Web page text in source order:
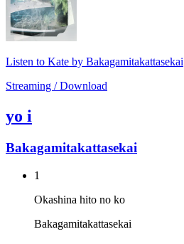
Listen to Kate by Bakagamitakattasekai
Streaming / Download
yo i
Bakagamitakattasekai
1
Okashina hito no ko
Bakagamitakattasekai